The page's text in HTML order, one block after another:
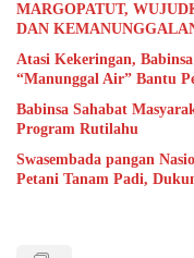
MARGOPATUT,
DAN
Atasi Kekeringan,
“Manunggal Air” Bantu
Babinsa Sahabat
Program Rutilahu
Swasembada pangan
Petani Tanam Padi,